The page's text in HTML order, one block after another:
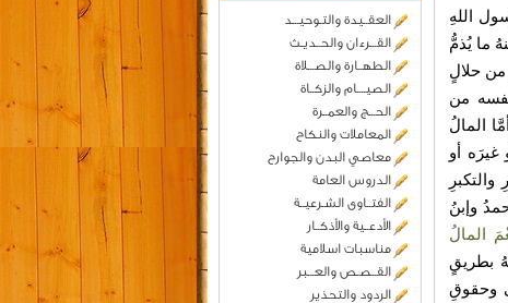
العقــيدة والتـوحيـــد
القـــرءان والحــديـث
الطهــارة والصـــلاة
الصيــــام والزكــاة
الحـــج والعمــرة
المعاملات والنكاح
معاصي البدن والجوارح
الدروس العامة
الفتــاوى الشـرعيــة
الأدعــية والأذكــار
مناسبات اسلامية
القــصـص والعـــبر
الردود والتحذير
اللهِ
ما يُذمُّ
من حلالٍ
من
المالُ
غيرَه أو
وإبنُ
المالُ
بطريقٍ
وحقوقِ